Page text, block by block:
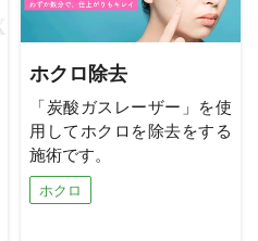
ホクロ除去
「炭酸ガスレーザー」を使
用してホクロを除去をする
施術です。
ホクロ